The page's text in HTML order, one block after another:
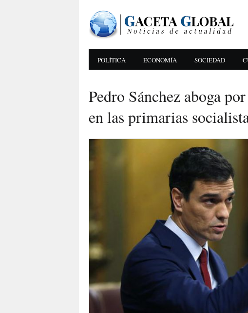
POLÍTICA ECONOMÍA SOCIEDAD
Pedro Sánchez aboga
en las primarias